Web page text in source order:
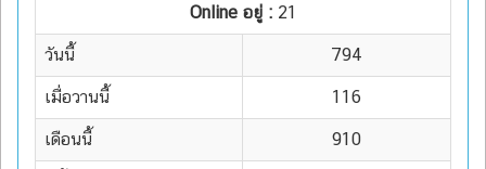
Online อยู่ : 21
วันนี้ 794
เมื่อวานนี้ 116
เดือนนี้ 910